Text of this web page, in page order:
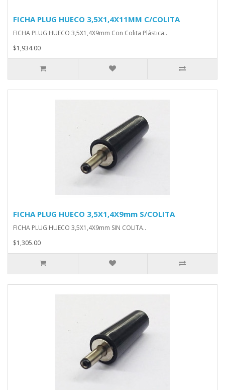
FICHA PLUG HUECO 3,5X1,4X11MM C/COLITA
FICHA PLUG HUECO 3,5X1,4X9mm Con Colita Plástica..
$1,934.00
FICHA PLUG HUECO 3,5X1,4X9mm S/COLITA
FICHA PLUG HUECO 3,5X1,4X9mm SIN COLITA..
$1,305.00